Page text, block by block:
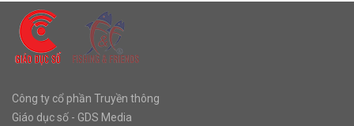
Công ty cổ phần Truyền thông
Giáo dục số - GDS Media